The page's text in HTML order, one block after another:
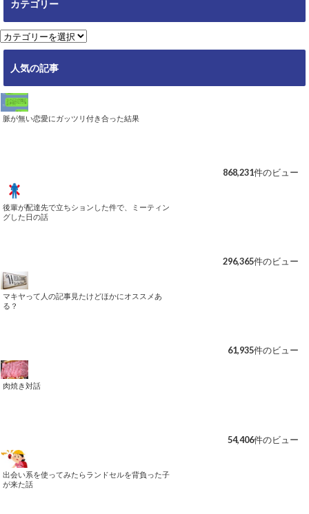
ブ
カテゴリー
カ
テ
ー
人気の記事
脈が無い恋愛にガッツリ付き合った結果
868,231件のビュー
後輩が配達先で立ちションした件で、ミーティン
グした日の話
296,365件のビュー
マキヤって人の記事見たけどほかにオススメあ
る？
61,935件のビュー
肉焼き対話
54,406件のビュー
出会い系を使ってみたらランドセルを背負った子
が来た話